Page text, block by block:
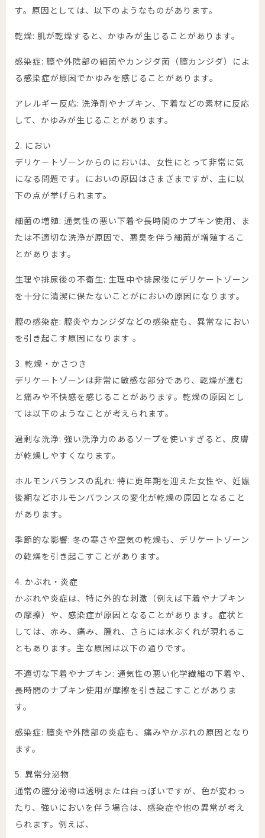
す。原因としては、以下のようなものがあります。
乾燥: 肌が乾燥すると、かゆみが生じることがあります。
感染症: 膣や外陰部の細菌やカンジダ菌（膣カンジダ）によ
る感染症が原因でかゆみを感じることがあります。
アレルギー反応: 洗浄剤やナプキン、下着などの素材に反応
して、かゆみが生じることがあります。
2. におい
デリケートゾーンからのにおいは、女性にとって非常に気
になる問題です。においの原因はさまざまですが、主に以
下の点が挙げられます。
細菌の増殖: 通気性の悪い下着や長時間のナプキン使用、ま
たは不適切な洗浄が原因で、悪臭を伴う細菌が増殖するこ
とがあります。
生理や排尿後の不衛生: 生理中や排尿後にデリケートゾーン
を十分に清潔に保たないことがにおいの原因になります。
膣の感染症: 膣炎やカンジダなどの感染症も、異常なにおい
を引き起こす原因になります 。
3. 乾燥・かさつき
デリケートゾーンは非常に敏感な部分であり、乾燥が進む
と痛みや不快感を感じることがあります。乾燥の原因とし
ては以下のようなことが考えられます。
過剰な洗浄: 強い洗浄力のあるソープを使いすぎると、皮膚
が乾燥しやすくなります。
ホルモンバランスの乱れ: 特に更年期を迎えた女性や、妊娠
後期などホルモンバランスの変化が乾燥の原因となること
があります。
季節的な影響: 冬の寒さや空気の乾燥も、デリケートゾーン
の乾燥を引き起こすことがあります。
4. かぶれ・炎症
かぶれや炎症は、特に外的な刺激（例えば下着やナプキン
の摩擦）や、感染症が原因となることがあります。症状と
しては、赤み、痛み、腫れ、さらには水ぶくれが現れるこ
ともあります。主な原因は以下の通りです。
不適切な下着やナプキン: 通気性の悪い化学繊維の下着や、
長時間のナプキン使用が摩擦を引き起こすことがありま
す。
感染症: 膣炎や外陰部の炎症も、痛みやかぶれの原因となり
ます。
5. 異常分泌物
通常の膣分泌物は透明または白っぽいですが、色が変わっ
たり、強いにおいを伴う場合は、感染症や他の異常が考え
られます。例えば、